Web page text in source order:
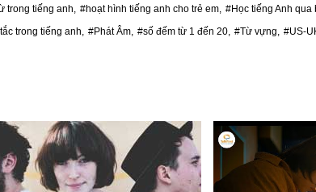
trong tiếng anh, #hoạt hình tiếng anh cho trẻ em, #Học tiếng Anh qua
trong tiếng anh, #Phát Âm, #số đếm từ 1 đến 20, #Từ vựng, #US-